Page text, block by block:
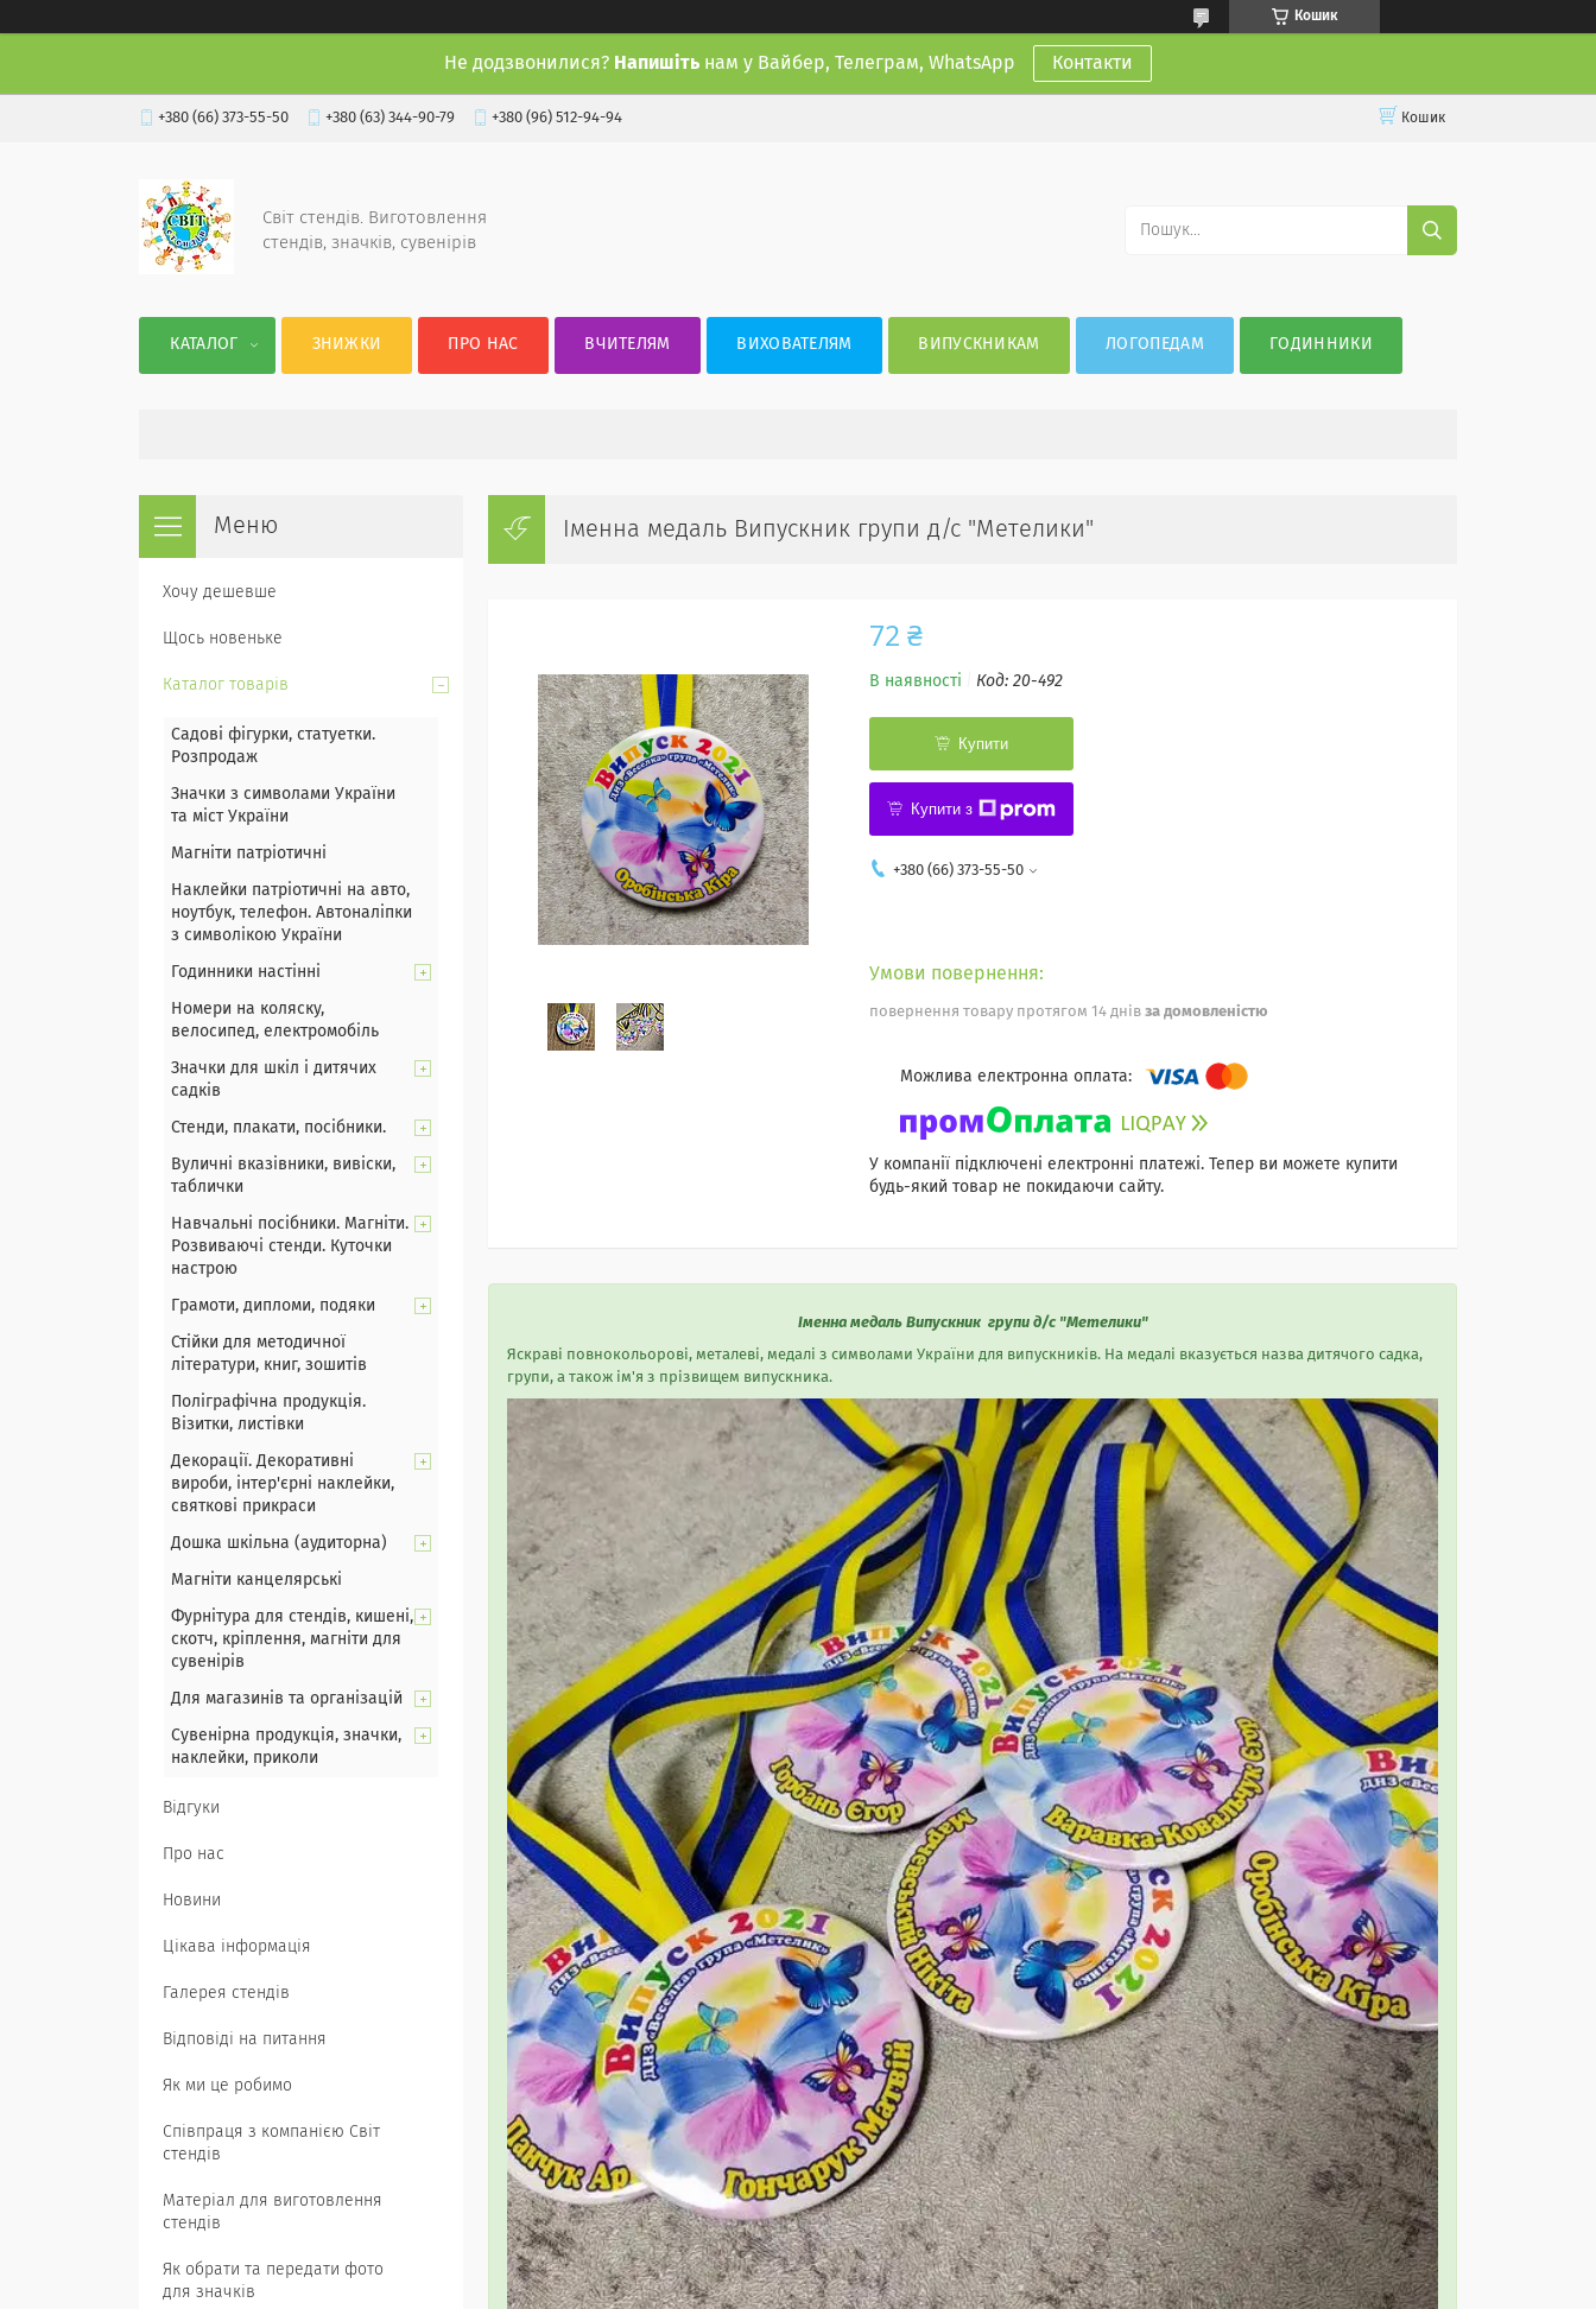
Кошик
Не додзвонилися? Напишіть нам у Вайбер, Телеграм, WhatsApp Контакти
+380 (66) 373-55-50 +380 (63) 344-90-79 +380 (96) 512-94-94 Кошик
Світ стендів. Виготовлення
стендів, значків, сувенірів
КАТАЛОГ ЗНИЖКИ ПРО НАС ВЧИТЕЛЯМ ВИХОВАТЕЛЯМ ВИПУСКНИКАМ ЛОГОПЕДАМ ГОДИННИКИ
Іменна медаль Випускник групи д/с "Метелики"
72 ₴
В наявності Код: 20-492
Купити
Купити з
+380 (66) 373-55-50
повернення товару протягом 14 днів за домовленістю
У компанії підключені електронні платежі. Тепер ви можете купити
будь-який товар не покидаючи сайту.
Іменна медаль Випускник групи д/с "Метелики"
Яскраві повнокольорові, металеві, медалі з символами України для випускників. На медалі вказується назва дитячого садка,
групи, а також ім'я з прізвищем випускника.
Хочу дешевше
Щось новеньке
Каталог товарів
Садові фігурки, статуетки.
Розпродаж
Значки з символами України
та міст України
Магніти патріотичні
Наклейки патріотичні на авто,
ноутбук, телефон. Автоналіпки
з символікою України
Годинники настінні
Номери на коляску,
велосипед, електромобіль
Значки для шкіл і дитячих
садків
Стенди, плакати, посібники.
Вуличні вказівники, вивіски,
таблички
Навчальні посібники. Магніти.
Розвиваючі стенди. Куточки
настрою
Грамоти, дипломи, подяки
Стійки для методичної
літератури, книг, зошитів
Поліграфічна продукція.
Візитки, листівки
Декорації. Декоративні
вироби, інтер'єрні наклейки,
святкові прикраси
Дошка шкільна (аудиторна)
Магніти канцелярські
Фурнітура для стендів, кишені,
скотч, кріплення, магніти для
сувенірів
Для магазинів та організацій
Сувенірна продукція, значки,
наклейки, приколи
Відгуки
Про нас
Новини
Цікава інформація
Галерея стендів
Відповіді на питання
Як ми це робимо
Співпраця з компанією Світ
стендів
Матеріал для виготовлення
стендів
Як обрати та передати фото
для значків